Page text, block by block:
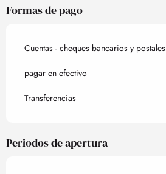
Formas de pago
Cuentas - cheques bancarios y postales
pagar en efectivo
Transferencias
Periodos de apertura